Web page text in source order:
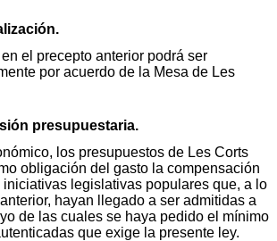
el precepto anterior podrá ser
por acuerdo de la Mesa de Les
presupuestaria.
los presupuestos de Les Corts
obligación del gasto la compensación
legislativas populares que, a lo
hayan llegado a ser admitidas a
de las cuales se haya pedido el mínimo
que exige la presente ley.